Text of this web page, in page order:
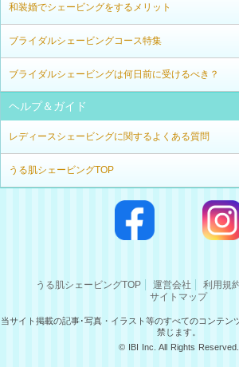
和装婚でシェービングをするメリット
ブライダルシェービングコース特集
ブライダルシェービングは何日前に受けるべき？
ヘルプ＆ガイド
レディースシェービングに関するよくある質問
うる肌シェービングTOP
うる肌シェービングTOP 運営会社 利用規
サイトマップ
当サイト掲載の記事･写真・イラスト等のすべてのコンテン
禁じます。
© IBI Inc. All Rights Reserved.